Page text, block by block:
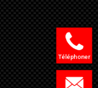
Téléphoner